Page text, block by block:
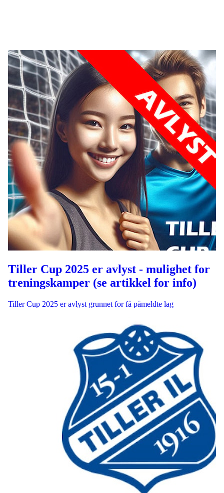
Tiller Cup 2025 er avlyst - mulighet for
treningskamper (se artikkel for info)
Tiller Cup 2025 er avlyst grunnet for få påmeldte lag